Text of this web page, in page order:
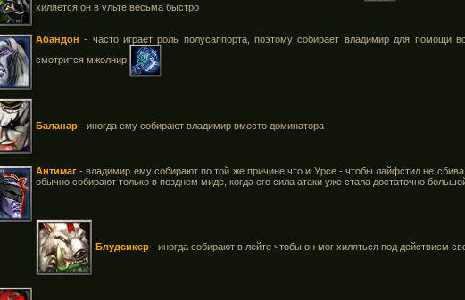
хиляется он в ульте весьма быстро
Абандон - часто играет роль полусаппорта, поэтому собирает владимир для помощи
смотрится мжолнир
Баланар - иногда ему собирают владимир вместо доминатора
Антимаг - владимир ему собирают по той же причине что и Урсе - чтобы лайфстил не
обычно собирают только в позднем миде, когда его сила атаки уже стала достаточно
Блудсикер - иногда собирают в лейте чтобы он мог хиляться под действием